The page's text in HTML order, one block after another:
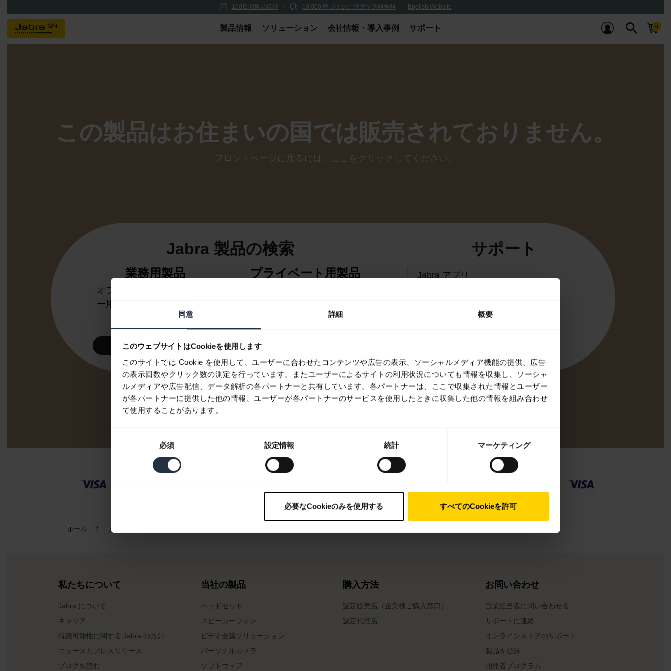
100日間返品保証 10.000 円 以上のご注文で送料無料 English Website
同意 詳細 概要
このウェブサイトはCookieを使用します
このサイトでは Cookie を使用して、ユーザーに合わせたコンテンツや広告の表示、ソーシャルメディア機能の提供、広告
の表示回数やクリック数の測定を行っています。またユーザーによるサイトの利用状況についても情報を収集し、ソーシャ
ルメディアや広告配信、データ解析の各パートナーと共有しています。各パートナーは、ここで収集された情報とユーザー
が各パートナーに提供した他の情報、ユーザーが各パートナーのサービスを使用したときに収集した他の情報を組み合わせ
て使用することがあります。
必須 設定情報 統計 マーケティング
必要なCookieのみを使用する すべてのCookieを許可
製品情報 ソリューション 会社情報・導入事例 サポート search
この製品はお住まいの国では販売されておりません。
フロントページに戻るには、 ここ をクリックしてください。
Jabra 製品の検索
業務用製品
オフィスまたはコールセンタ
ー用のヘッドセットとスピー
見てみる
プライベート用製品
サポート
Jabra アプリ
製品のサポート
ホーム アクセサリー
私たちについて
Jabra について
キャリア
持続可能性に関する Jabra の方針
ニュースとプレスリリース
ブログを読む
当社の製品
ヘッドセット
スピーカーフォン
ビデオ会議ソリューション
パーソナルカメラ
ソフトウェア
購入方法
認定販売店（企業様ご購入窓口）
認定代理店
お問い合わせ
営業担当者に問い合わせる
サポートに連絡
オンラインストアのサポート
製品を登録
開発者プログラム